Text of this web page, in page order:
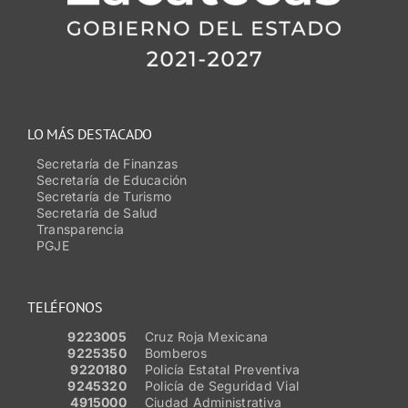
TELÉFONOS
9223005
Cruz Roja Mexicana
9225350
Bomberos
9220180
Policía Estatal Preventiva
9245320
Policía de Seguridad Vial
4915000
Ciudad Administrativa
LO MÁS DESTACADO
Secretaría de Finanzas
Secretaría de Educación
Secretaría de Turismo
Secretaría de Salud
Transparencia
PGJE